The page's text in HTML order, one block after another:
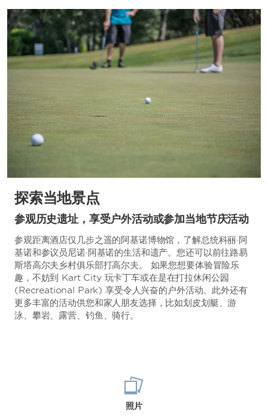
探索当地景点
参观历史遗址，享受户外活动或参加当地节庆活动
参观距离酒店仅几步之遥的阿基诺博物馆，了解总统科丽·阿
基诺和参议员尼诺·阿基诺的生活和遗产。您还可以前往路易
斯塔高尔夫乡村俱乐部打高尔夫。 如果您想要体验冒险乐
趣，不妨到 Kart City 玩卡丁车或在是在打拉休闲公园
(Recreational Park) 享受令人兴奋的户外活动。此外还有
更多丰富的活动供您和家人朋友选择，比如划皮划艇、游
泳、攀岩、露营、钓鱼、骑行。
照片